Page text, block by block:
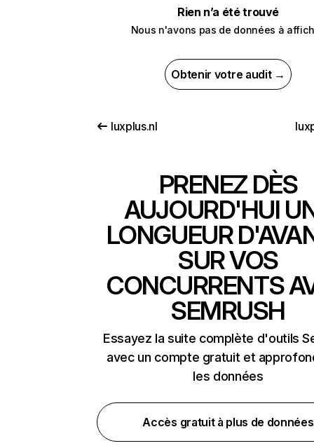
Rien n’a été trouvé
Nous n'avons pas de données à
Obtenir votre audit →
luxplus.nl
PRENEZ DÈS
AUJOURD'HUI
LONGUEUR
SUR VOS
CONCURRENTS
SEMRUSH
Essayez la suite complète d'outils
avec un compte gratuit et
les données
Accès gratuit à plus de données